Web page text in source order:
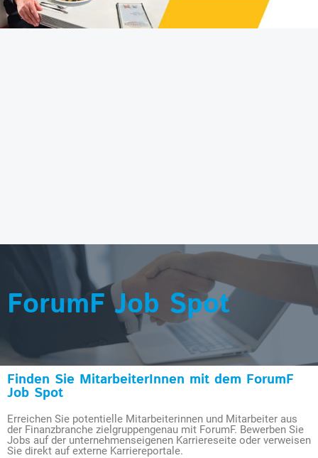
ForumF Job Spot
Finden Sie MitarbeiterInnen mit dem ForumF
Job Spot
Erreichen Sie potentielle Mitarbeiterinnen und Mitarbeiter aus
der Finanzbranche zielgruppengenau mit ForumF. Bewerben Sie
Jobs auf der unternehmenseigenen Karriereseite oder verweisen
Sie direkt auf externe Karriereportale.